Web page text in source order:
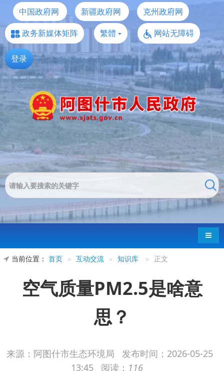
中国政府网 新疆政府网
克州政府网
政务新媒体矩阵
繁體 网站无障碍
登录
导航
当前位置： 首页 » 互动交流 » 知识库 » 正文
空气质量PM2.5是啥意
思？
来源：阿图什市生态环境局 发布时间： 2026-05-25
13:45
阅读： 116